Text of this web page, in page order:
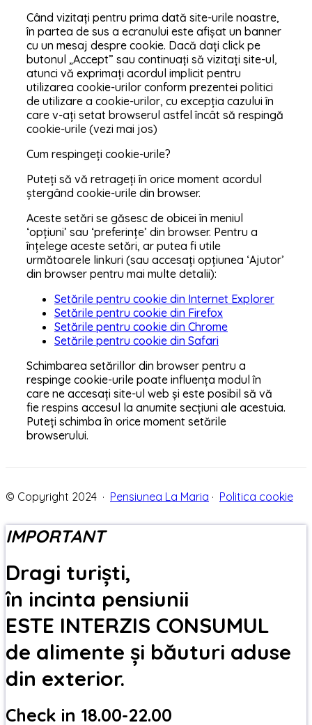
Când vizitați pentru prima dată site-urile noastre,
în partea de sus a ecranului este afișat un banner
cu un mesaj despre cookie. Dacă dați click pe
butonul „Accept” sau continuați să vizitați site-ul,
atunci vă exprimați acordul implicit pentru
utilizarea cookie-urilor conform prezentei politici
de utilizare a cookie-urilor, cu excepția cazului în
care v-ați setat browserul astfel încât să respingă
cookie-urile (vezi mai jos)
Cum respingeți cookie-urile?
Puteți să vă retrageți în orice moment acordul
ștergând cookie-urile din browser.
Aceste setări se găsesc de obicei în meniul
‘opțiuni’ sau ‘preferințe’ din browser. Pentru a
înțelege aceste setări, ar putea fi utile
următoarele linkuri (sau accesați opțiunea ‘Ajutor’
din browser pentru mai multe detalii):
Setările pentru cookie din Internet Explorer
Setările pentru cookie din Firefox
Setările pentru cookie din Chrome
Setările pentru cookie din Safari
Schimbarea setărillor din browser pentru a
respinge cookie-urile poate influența modul în
care ne accesați site-ul web și este posibil să vă
fie respins accesul la anumite secțiuni ale acestuia.
Puteți schimba în orice moment setările
browserului.
© Copyright 2024 · Pensiunea La Maria · Politica cookie
IMPORTANT
Dragi turiști,
în incinta pensiunii
ESTE INTERZIS CONSUMUL
de alimente și băuturi aduse
din exterior.
Check in 18.00-22.00